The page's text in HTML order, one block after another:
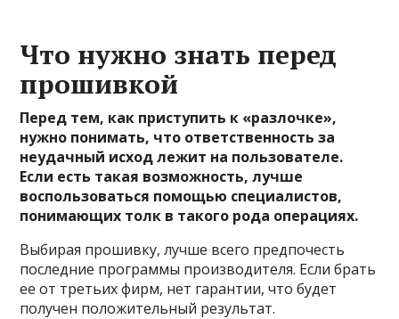
Что нужно знать перед
прошивкой
Перед тем, как приступить к «разлочке»,
нужно понимать, что ответственность за
неудачный исход лежит на пользователе.
Если есть такая возможность, лучше
воспользоваться помощью специалистов,
понимающих толк в такого рода операциях.
Выбирая прошивку, лучше всего предпочесть
последние программы производителя. Если брать
ее от третьих фирм, нет гарантии, что будет
получен положительный результат.